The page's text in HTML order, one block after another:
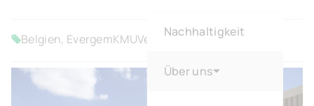
Nachhaltigkeit
Über uns
Belgien, EvergemKMUVerkauft